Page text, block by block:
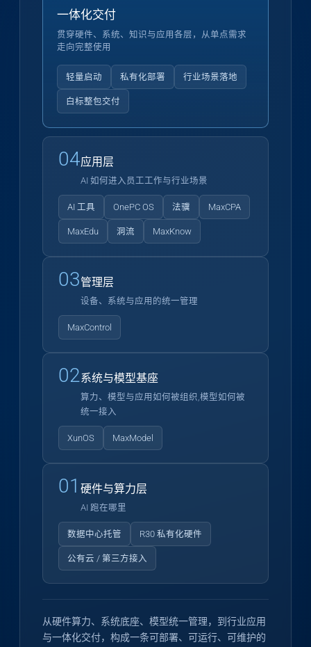
04应用层
AI 如何进入员工工作与行业场景
AI 工具 OnePC OS 法骥 MaxCPA
MaxEdu 洞流 MaxKnow
03管理层
设备、系统与应用的统一管理
MaxControl
02系统与模型基座
算力、模型与应用如何被组织,模型如何被
统一接入
XunOS MaxModel
01 硬件与算力层
AI 跑在哪里
数据中心托管 R30 私有化硬件
公有云 / 第三方接入
一体化交付
贯穿硬件、系统、知识与应用各层，从单点需求
走向完整使用
轻量启动 私有化部署 行业场景落地
白标整包交付
从硬件算力、系统底座、模型统一管理，到行业应用
与一体化交付，构成一条可部署、可运行、可维护的